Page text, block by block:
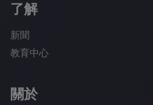
了解
新聞
教育中心
關於